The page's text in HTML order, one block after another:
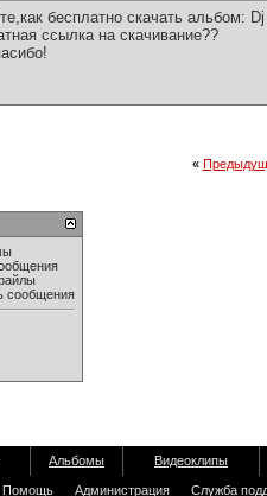
бесплатно скачать альбом:
ссылка на скачивание??
«
сообщения
Альбомы Видеоклипы
Помощь Администрация Служба